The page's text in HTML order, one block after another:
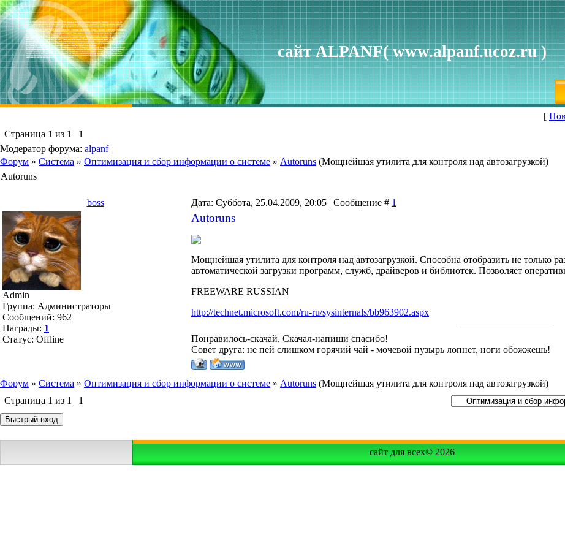
сайт ALPANF( www.alpanf.ucoz.ru )
[
Страница 1 из 1
1
Модератор форума: alpanf
Форум » Система » Оптимизация и сбор информации о системе » Autoruns (Мощнейшая утилита для контроля над автозагрузкой)
Autoruns
boss Дата: Суббота, 25.04.2009, 20:05 | Сообщение # 1
Admin
Группа: Администраторы
Сообщений: 962
Награды: 1
Статус: Offline
Autoruns
Мощнейшая утилита для контроля над автозагрузкой. Способна отобразить не только
автоматической загрузки программ, служб, драйверов и библиотек. Позволяет
FREEWARE RUSSIAN
http://technet.microsoft.com/ru-ru/sysinternals/bb963902.aspx
Понравилось-скачай, Скачал-напиши спасибо!
Совет друга: не пей слишком горячий чай - мочевой пузырь лопнет, ноги обожжешь!
Форум » Система » Оптимизация и сбор информации о системе » Autoruns (Мощнейшая утилита для контроля над автозагрузкой)
Страница 1 из 1
1
сайт для всех© 2026